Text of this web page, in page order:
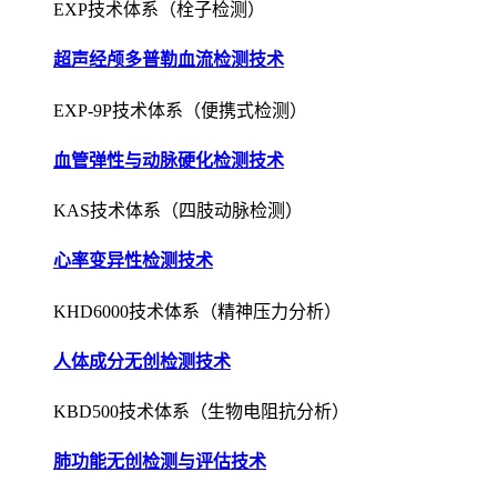
EXP技术体系（栓子检测）
超声经颅多普勒血流检测技术
EXP-9P技术体系（便携式检测）
血管弹性与动脉硬化检测技术
KAS技术体系（四肢动脉检测）
心率变异性检测技术
KHD6000技术体系（精神压力分析）
人体成分无创检测技术
KBD500技术体系（生物电阻抗分析）
肺功能无创检测与评估技术